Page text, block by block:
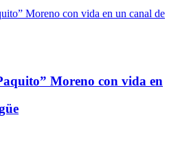
Moreno con vida en